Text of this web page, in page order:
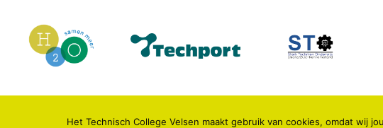
Het Technisch College Velsen maakt gebruik van cookies, omdat wij